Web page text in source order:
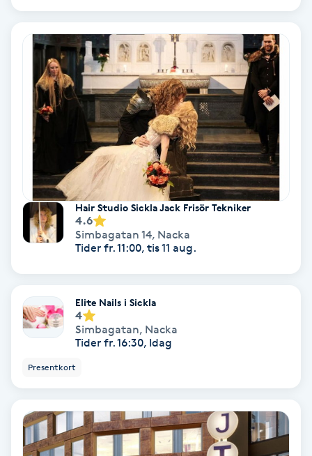
Eyeliner-tatuering
Face framing
Faceliftmassage
Fet hårbotten
Fettreducering
Fibromassage
Fotmassage
Fotsvamp
Fotvård
Fransar
Hair Studio Sickla Jack Frisör Tekniker
4.6
Simbagatan 14, Nacka
Tider fr. 11:00, tis 11 aug.
Elite Nails i Sickla
4
Simbagatan, Nacka
Tider fr. 16:30, Idag
Presentkort